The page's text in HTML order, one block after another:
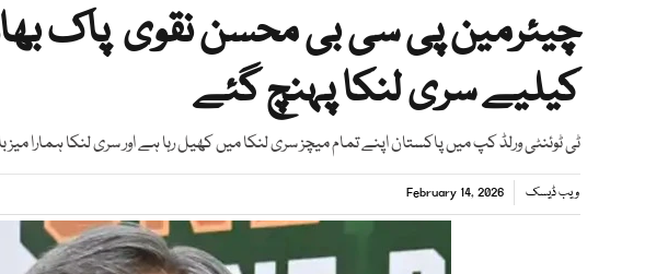
چیئرمین پی سی بی محسن نقوی پاک
کیلیے سری لنکا پہنچ گئے
ٹی ٹوئنٹی ورلڈ کپ میں پاکستان اپنے تمام میچز سری لنکا میں کھیل رہا ہے اور سری لنکا ہمارا
ویب ڈیسک February 14, 2026